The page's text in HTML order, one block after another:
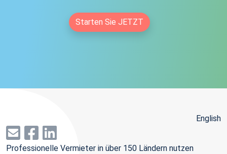
Starten Sie JETZT
English
Professionelle Vermieter in über 150 Ländern nutzen